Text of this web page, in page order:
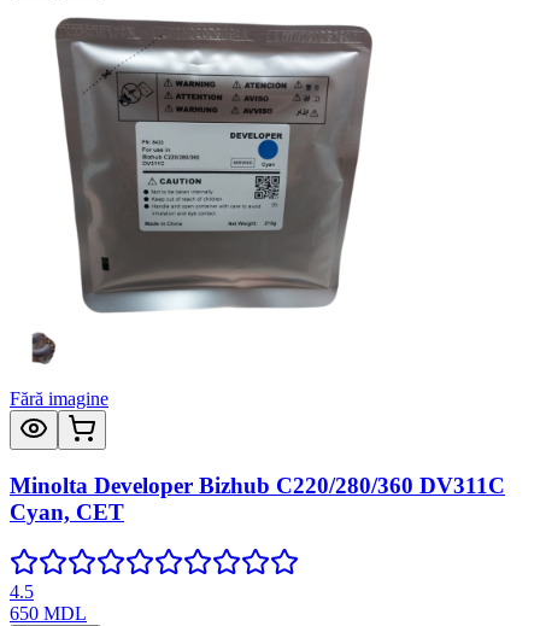
Fără imagine
Minolta Developer Bizhub C220/280/360 DV311C
Cyan, CET
4.5
650 MDL